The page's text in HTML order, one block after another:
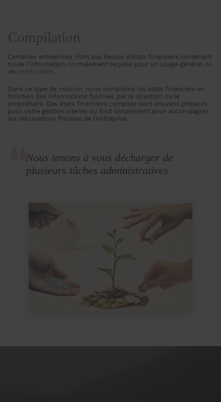
Compilation
Certaines entreprises n’ont pas besoin d’états financiers contenant
toute l’information normalement requise pour un usage général, ni
de certification.
Dans ce type de mission, nous compilons les états financiers en
fonction des informations fournies par la direction ou le
propriétaire. Des états financiers compilés sont souvent préparés
pour votre gestion interne ou tout simplement pour accompagner
les déclarations fiscales de l’entreprise.
Nous tenons à vous décharger de
plusieurs tâches administratives.